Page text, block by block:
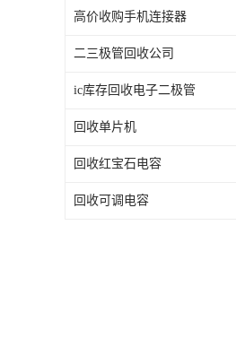
高价收购手机连接器
二三极管回收公司
ic库存回收电子二极管
回收单片机
回收红宝石电容
回收可调电容